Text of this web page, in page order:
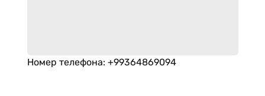
Номер телефона: +99364869094